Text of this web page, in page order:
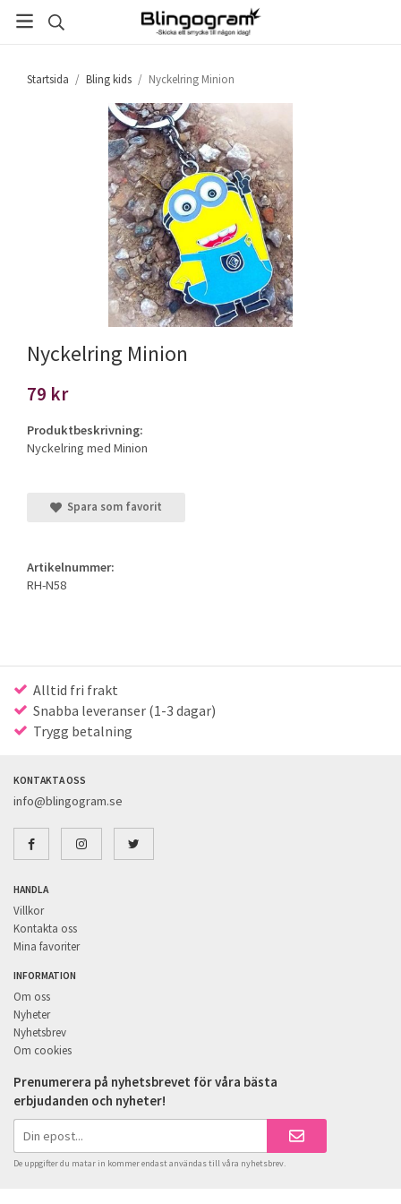
Startsida / Bling kids / Nyckelring Minion
Nyckelring Minion
79 kr
Produktbeskrivning:
Nyckelring med Minion
Spara som favorit
Artikelnummer:
RH-N58
Alltid fri frakt
Snabba leveranser (1-3 dagar)
Trygg betalning
KONTAKTA OSS
info@blingogram.se
HANDLA
Villkor
Kontakta oss
Mina favoriter
INFORMATION
Om oss
Nyheter
Nyhetsbrev
Om cookies
Prenumerera på nyhetsbrevet för våra bästa
erbjudanden och nyheter!
De uppgifter du matar in kommer endast användas till våra nyhetsbrev.